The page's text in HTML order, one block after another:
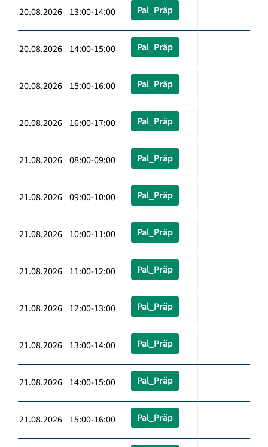
20.08.2026 13:00-14:00 Pal_Präp
20.08.2026 14:00-15:00 Pal_Präp
20.08.2026 15:00-16:00 Pal_Präp
20.08.2026 16:00-17:00 Pal_Präp
21.08.2026 08:00-09:00 Pal_Präp
21.08.2026 09:00-10:00 Pal_Präp
21.08.2026 10:00-11:00 Pal_Präp
21.08.2026 11:00-12:00 Pal_Präp
21.08.2026 12:00-13:00 Pal_Präp
21.08.2026 13:00-14:00 Pal_Präp
21.08.2026 14:00-15:00 Pal_Präp
21.08.2026 15:00-16:00 Pal_Präp